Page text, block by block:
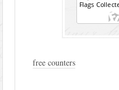
free counters